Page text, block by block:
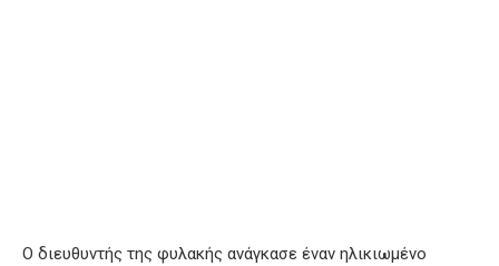
Ο διευθυντής της φυλακής ανάγκασε έναν ηλικιωμένο